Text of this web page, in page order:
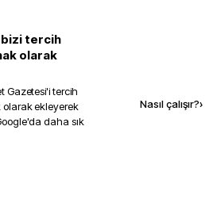
tercih
olarak
Gazetesi'i tercih
ekleyerek
daha sık
Nasıl çalışır?›